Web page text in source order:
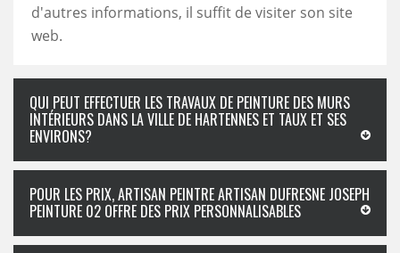
d'autres informations, il suffit de visiter son site
web.
QUI PEUT EFFECTUER LES TRAVAUX DE PEINTURE DES MURS
INTÉRIEURS DANS LA VILLE DE HARTENNES ET TAUX ET SES
ENVIRONS?
POUR LES PRIX, ARTISAN PEINTRE ARTISAN DUFRESNE JOSEPH
PEINTURE 02 OFFRE DES PRIX PERSONNALISABLES